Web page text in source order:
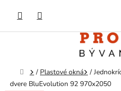
obsah
Domov
/ Plastové okná /
dvere BluEvolution 92 970x2050